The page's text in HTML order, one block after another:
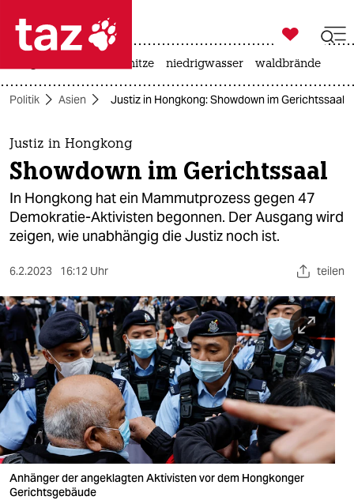
 taz zahl ich
taz zahl ich
themen
politik
öko
gesellschaft
sport
berlin
nord
wahrheit
verlag
verlag

taz zahl ich
hitze niedrigwasser waldbrände
Politik Asien Justiz in Hongkong: Showdown im Gerichtssaal
Justiz in Hongkong
Showdown im Gerichtssaal
In Hongkong hat ein Mammutprozess gegen 47
Demokratie-Aktivisten begonnen. Der Ausgang wird
zeigen, wie unabhängig die Justiz noch ist.
6.2.2023 16:12 Uhr teilen
Anhänger der angeklagten Aktivisten vor dem Hongkonger
Gerichtsgebäude